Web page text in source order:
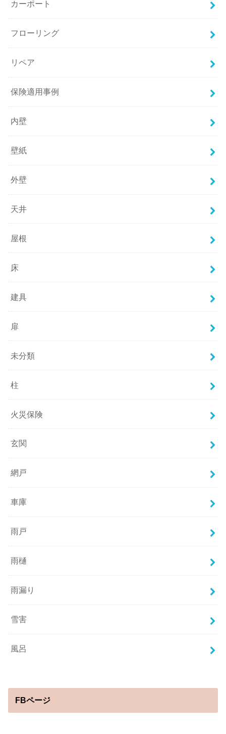
カーポート
フローリング
リペア
保険適用事例
内壁
壁紙
外壁
天井
屋根
床
建具
扉
未分類
柱
火災保険
玄関
網戸
車庫
雨戸
雨樋
雨漏り
雪害
風呂
FBページ